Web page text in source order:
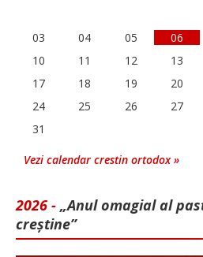
03
04 05 06
10
11 12 13
17
18 19 20
24
25 26 27
31
Vezi calendar crestin ortodox »
2026 - „Anul omagial al
creștine”